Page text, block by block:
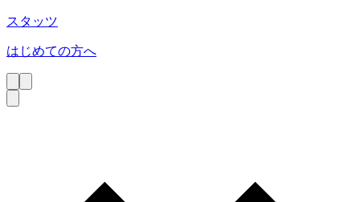
スタッツ
はじめての方へ